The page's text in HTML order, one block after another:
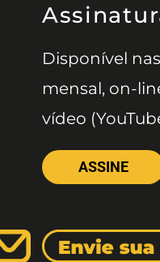
Disponível
mensal, on-
vídeo
ASSINE